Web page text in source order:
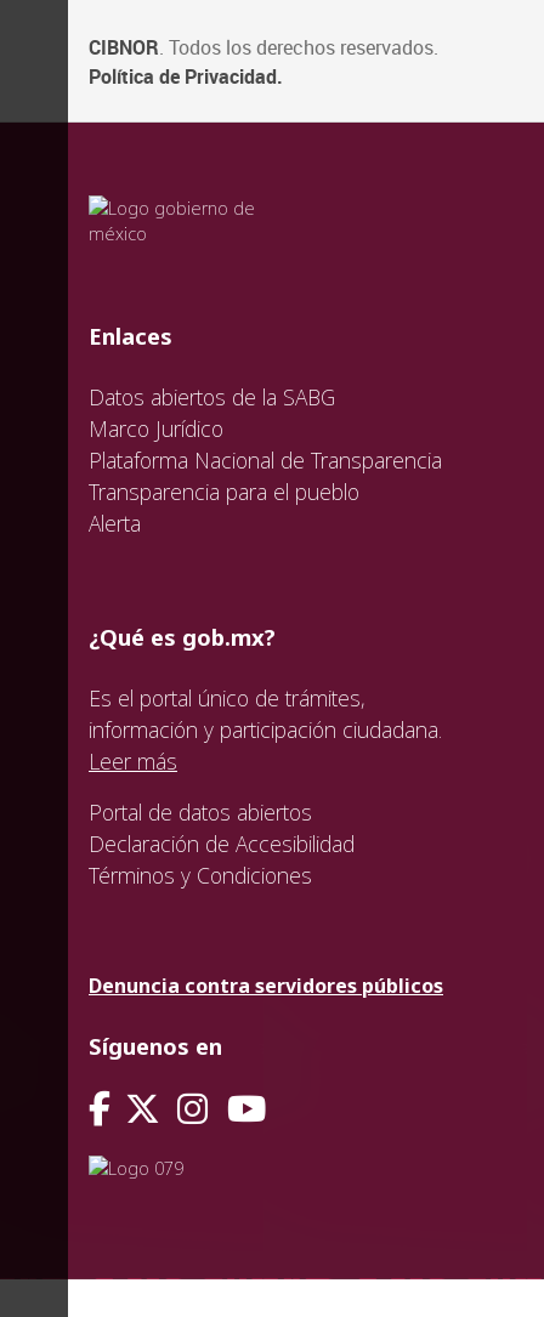
CIBNOR. Todos los derechos reservados.
Política de Privacidad.
valida
valida
valida
Enlaces
Datos abiertos de la SABG
Marco Jurídico
Plataforma Nacional de Transparencia
Transparencia para el pueblo
Alerta
¿Qué es gob.mx?
Es el portal único de trámites,
información y participación ciudadana.
Leer más
Portal de datos abiertos
Declaración de Accesibilidad
Términos y Condiciones
Denuncia contra servidores públicos
Síguenos en